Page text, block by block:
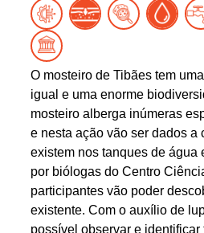
O mosteiro de Tibães tem
igual e uma enorme
mosteiro alberga inúmeras
e nesta ação vão ser dados a
existem nos tanques de água
por biólogas do Centro
participantes vão poder
existente. Com o auxílio de
possível observar e identificar